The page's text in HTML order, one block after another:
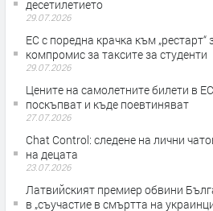
десетилетието
29.07.2026
ЕС с поредна крачка към
компромис за таксите за студенти
29.07.2026
Цените на самолетните билети в
поскъпват и къде поевтиняват
27.07.2026
Chat Control: следене на лични
на децата
23.07.2026
Латвийският премиер обвини
в „съучастие в смъртта на